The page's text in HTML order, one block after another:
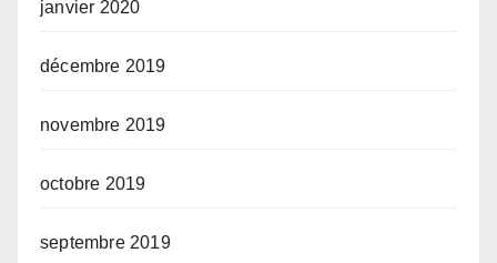
janvier 2020
décembre 2019
novembre 2019
octobre 2019
septembre 2019